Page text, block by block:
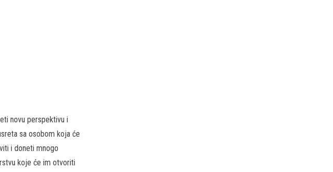
novu perspektivu i
sa osobom koja će
i doneti mnogo
koje će im otvoriti